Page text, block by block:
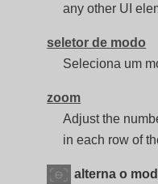
any other UI
seletor de modo
Seleciona um
zoom
Adjust the
in each row of
alterna o